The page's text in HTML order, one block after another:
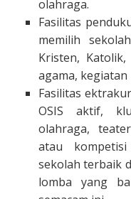
olahraga.
Fasilitas
memilih
Kristen,
agama,
Fasilitas
OSIS aktif,
olahraga,
atau kompetisi
sekolah terbaik
lomba yang